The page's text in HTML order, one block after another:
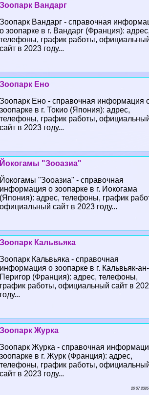
Зоопарк Вандарг
Зоопарк Вандарг - справочная
о зоопарке в г. Вандарг (Франция): адрес,
телефоны, график работы,
сайт в 2023 году...
Зоопарк Ено
Зоопарк Ено - справочная информация
зоопарке в г. Токио (Япония): адрес,
телефоны, график работы,
сайт в 2023 году...
Йокогамы "Зооазиа"
Йокогамы "Зооазиа" - справочная
информация о зоопарке в г. Иокогама
(Япония): адрес, телефоны, график
официальный сайт в 2023 году...
Зоопарк Кальвьяка
Зоопарк Кальвьяка - справочная
информация о зоопарке в г. Кальвьяк-ан-
Перигор (Франция): адрес, телефоны,
график работы, официальный сайт в
году...
Зоопарк Журка
Зоопарк Журка - справочная
зоопарке в г. Журк (Франция): адрес,
телефоны, график работы,
сайт в 2023 году...
20 07